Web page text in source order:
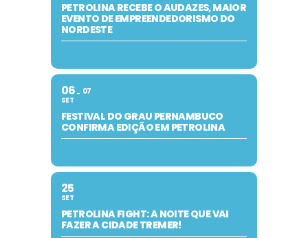
PETROLINA RECEBE O AUDAZES, MAIOR
EVENTO DE EMPREENDEDORISMO DO
NORDESTE
06
SET
07
FESTIVAL DO GRAU PERNAMBUCO
CONFIRMA EDIÇÃO EM PETROLINA
25
SET
PETROLINA FIGHT: A NOITE QUE VAI
FAZER A CIDADE TREMER!